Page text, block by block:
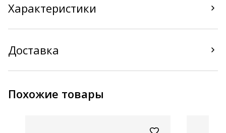
Характеристики
Доставка
Похожие товары